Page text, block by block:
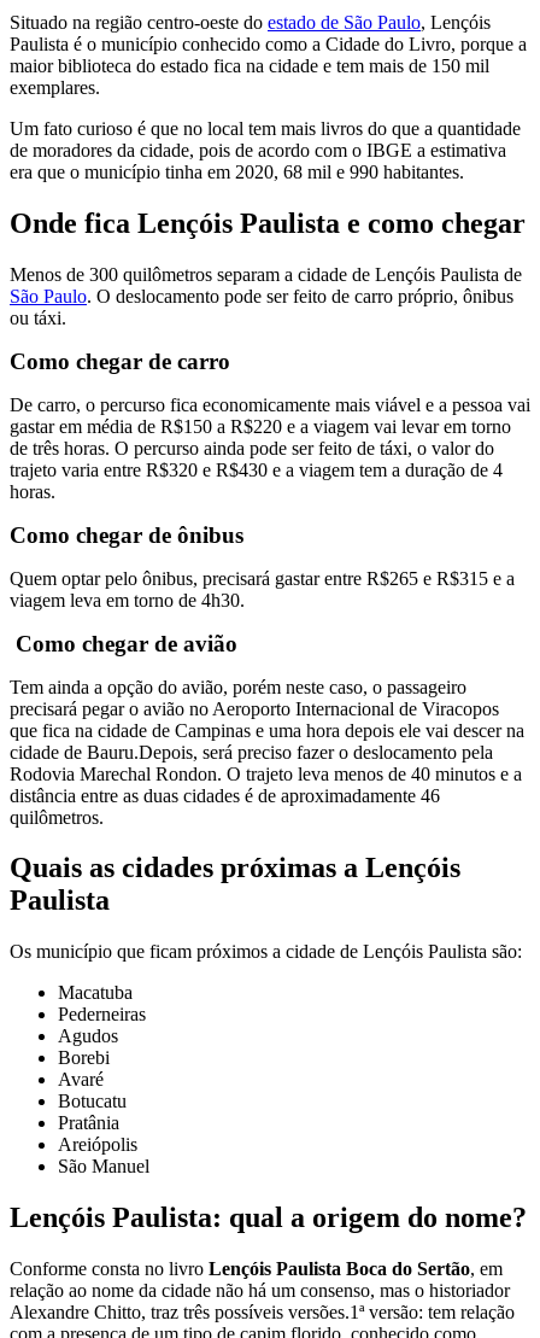
Situado na região centro-oeste do estado de São Paulo, Lençóis
Paulista é o município conhecido como a Cidade do Livro, porque a
maior biblioteca do estado fica na cidade e tem mais de 150 mil
exemplares.
Um fato curioso é que no local tem mais livros do que a quantidade
de moradores da cidade, pois de acordo com o IBGE a estimativa
era que o município tinha em 2020, 68 mil e 990 habitantes.
Onde fica Lençóis Paulista e como chegar
Menos de 300 quilômetros separam a cidade de Lençóis Paulista de
São Paulo. O deslocamento pode ser feito de carro próprio, ônibus
ou táxi.
Como chegar de carro
De carro, o percurso fica economicamente mais viável e a pessoa vai
gastar em média de R$150 a R$220 e a viagem vai levar em torno
de três horas. O percurso ainda pode ser feito de táxi, o valor do
trajeto varia entre R$320 e R$430 e a viagem tem a duração de 4
horas.
Como chegar de ônibus
Quem optar pelo ônibus, precisará gastar entre R$265 e R$315 e a
viagem leva em torno de 4h30.
Como chegar de avião
Tem ainda a opção do avião, porém neste caso, o passageiro
precisará pegar o avião no Aeroporto Internacional de Viracopos
que fica na cidade de Campinas e uma hora depois ele vai descer na
cidade de Bauru.Depois, será preciso fazer o deslocamento pela
Rodovia Marechal Rondon. O trajeto leva menos de 40 minutos e a
distância entre as duas cidades é de aproximadamente 46
quilômetros.
Quais as cidades próximas a Lençóis
Paulista
Os município que ficam próximos a cidade de Lençóis Paulista são:
Macatuba
Pederneiras
Agudos
Borebi
Avaré
Botucatu
Pratânia
Areiópolis
São Manuel
Lençóis Paulista: qual a origem do nome?
Conforme consta no livro Lençóis Paulista Boca do Sertão, em
relação ao nome da cidade não há um consenso, mas o historiador
Alexandre Chitto, traz três possíveis versões.1ª versão: tem relação